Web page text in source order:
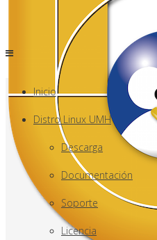
Inicio
Distro Linux UMH
Descarga
Documentación
Soporte
Licencia